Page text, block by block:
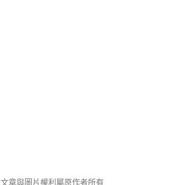
文章與圖片權利屬原作者所有